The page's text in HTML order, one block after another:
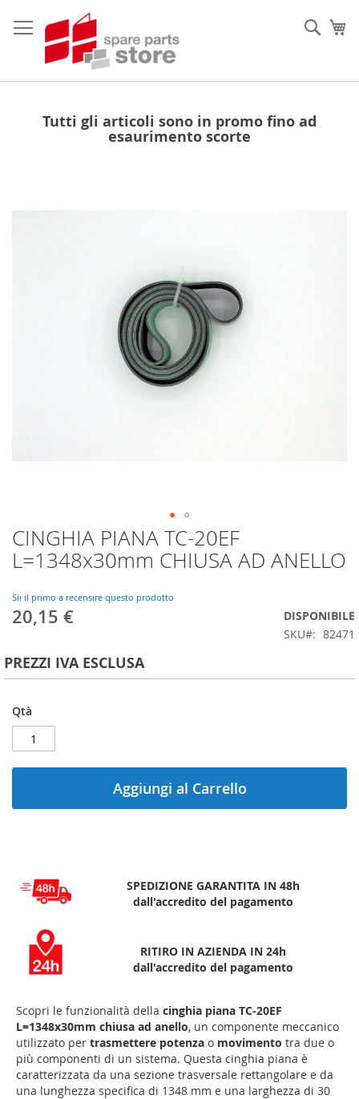
al
contenuto
Tutti gli articoli sono in promo fino ad
esaurimento scorte
CINGHIA PIANA TC-20EF
L=1348x30mm CHIUSA AD ANELLO
Sii il primo a recensire questo prodotto
20,15 €
DISPONIBILE
SKU
82471
PREZZI IVA ESCLUSA
Qtà
Aggiungi al Carrello
SPEDIZIONE GARANTITA IN 48h
dall'accredito del pagamento
RITIRO IN AZIENDA IN 24h
dall'accredito del pagamento
Scopri le funzionalità della cinghia piana TC-20EF
L=1348x30mm chiusa ad anello, un componente meccanico
utilizzato per trasmettere potenza o movimento tra due o
più componenti di un sistema. Questa cinghia piana è
caratterizzata da una sezione trasversale rettangolare e da
una lunghezza specifica di 1348 mm e una larghezza di 30
Vai
all'inizio
della
di
immagini